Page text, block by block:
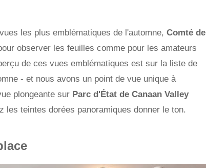
les plus emblématiques de l'automne, Comté de
observer les feuilles comme pour les amateurs
de ces vues emblématiques est sur la liste de
- et nous avons un point de vue unique à
plongeante sur Parc d'État de Canaan Valley
les teintes dorées panoramiques donner le ton.